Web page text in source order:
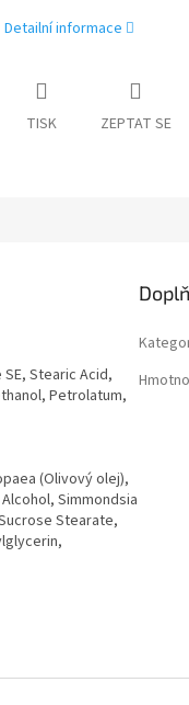
Detailní informace
TISK ZEPTAT SE
Stearic Acid,
Petrolatum,
(Olivový olej),
Simmondsia
Stearate,